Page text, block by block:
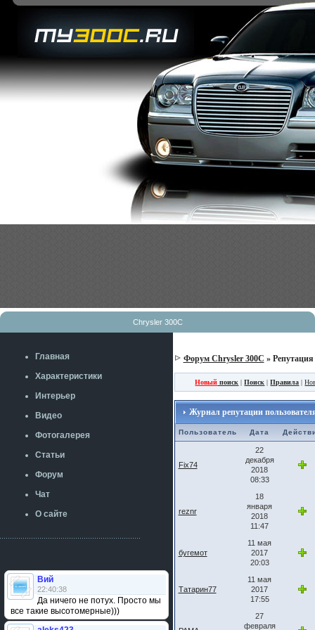
Chrysler 300C
Главная
Характеристики
Интерьер
Видео
Фотогалерея
Статьи
Форум
Чат
О сайте
Вий
22:40:38
Да ничего не потух. Просто мы
все такие высотомерные)))
Форум Chrysler 300C » Репутация
Новый поиск |Поиск |Правила |
Журнал репутации
Пользователь Дата
Fix74
22
декабря
2018
08:33
reznr
18
января
2018
11:47
бугемот
11 мая
2017
20:03
Татарин77
11 мая
2017
17:55
27
февраля